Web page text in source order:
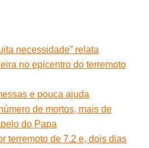
necessidade” relata
no epicentro do terremoto
e pouca ajuda
de mortos, mais de
do Papa
terremoto de 7.2 e, dois dias